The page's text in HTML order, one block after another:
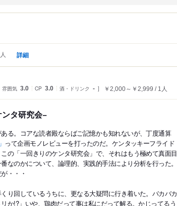
詳細
雰囲気 3.0 CP 3.0 酒・ドリンク - ￥2,000～￥2,999 1人
タ研究会−
る。コアな読者殿ならばご記憶かも知れないが、丁度通算
って企画モノレビューを打ったのだ。ケンタッキーフライド
の「一回きりのケンタ研究会」で、それはもう極めて真面目
なのかについて、論理的、実践的手法により分析を行った。
・・・
り回しているうちに、更なる大疑問に行き着いた。バカバカ
か!?」いや、鶏肉だって事は私にだって解る。かじってるう